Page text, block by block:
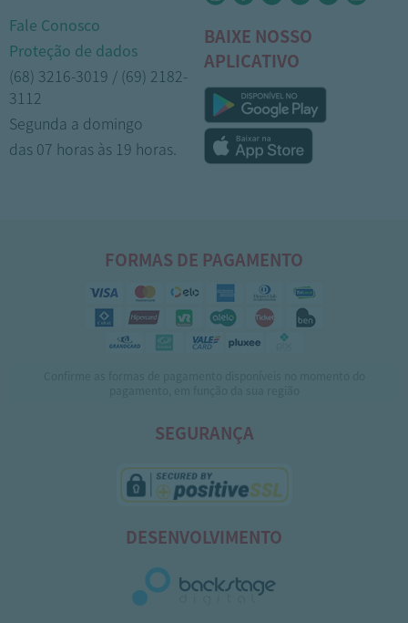
Fale Conosco
Proteção de dados
(68) 3216-3019 / (69) 2182-
3112
Segunda a domingo
das 07 horas às 19 horas.
BAIXE NOSSO
APLICATIVO
FORMAS DE PAGAMENTO
SEGURANÇA
DESENVOLVIMENTO